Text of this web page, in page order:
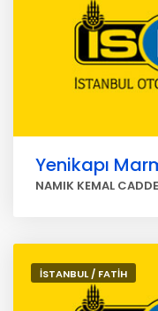
Yenikapı
NAMIK KEMAL
İSTANBUL / FATİH